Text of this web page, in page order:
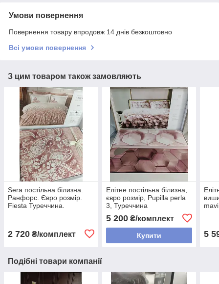
Умови повернення
Повернення товару впродовж 14 днів безкоштовно
Всі умови повернення
З цим товаром також замовляють
Sera постільна білизна.
Ранфорс. Євро розмір.
Fiesta Туреччина.
2 720 ₴/комплект
Елітне постільна білизна,
євро розмір, Pupilla perla
3, Туреччина
5 200₴/комплект
Купити 5
Подібні товари компанії